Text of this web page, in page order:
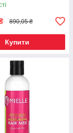
890,05 ₴
Купити